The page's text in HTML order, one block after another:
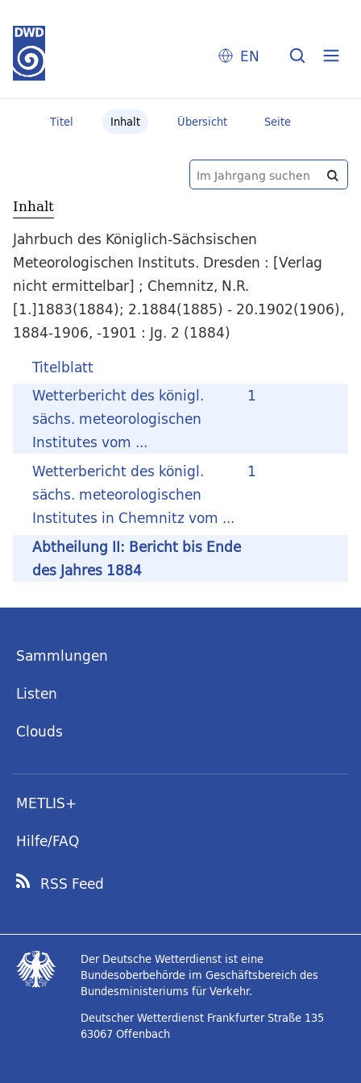
EN
Titel Inhalt Übersicht Seite
Inhalt
Jahrbuch des Königlich-Sächsischen
Meteorologischen Instituts. Dresden : [Verlag
nicht ermittelbar] ; Chemnitz, N.R.
[1.]1883(1884); 2.1884(1885) - 20.1902(1906),
1884-1906, -1901 : Jg. 2 (1884)
Titelblatt
1
Wetterbericht des königl.
sächs. meteorologischen
Institutes vom ...
1
Wetterbericht des königl.
sächs. meteorologischen
Institutes in Chemnitz vom ...
Abtheilung II: Bericht bis Ende
des Jahres 1884
Sammlungen
Listen
Clouds
METLIS+
Hilfe/FAQ
RSS Feed
Der Deutsche Wetterdienst ist eine
Bundesoberbehörde im Geschäftsbereich des
Bundesministeriums für Verkehr.
Deutscher Wetterdienst Frankfurter Straße 135
63067 Offenbach